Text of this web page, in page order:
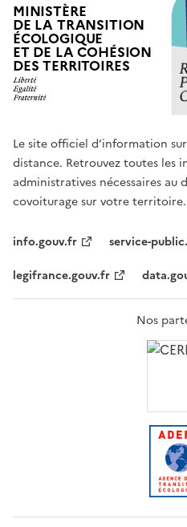
MINISTÈRE
DE LA TRANSITION
ÉCOLOGIQUE
ET DE LA COHÉSION
DES TERRITOIRES
Le site officiel d’information
distance. Retrouvez toutes les
administratives nécessaires au
covoiturage sur votre territoire.
info.gouv.fr
service-
legifrance.gouv.fr
Nos